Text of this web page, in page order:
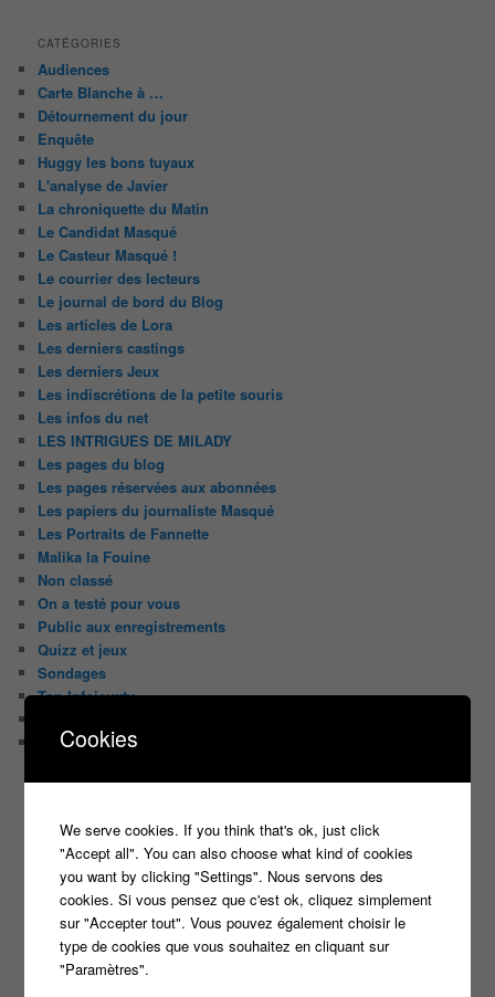
CATÉGORIES
Audiences
Carte Blanche à …
Détournement du jour
Enquête
Huggy les bons tuyaux
L'analyse de Javier
La chroniquette du Matin
Le Candidat Masqué
Le Casteur Masqué !
Le courrier des lecteurs
Le journal de bord du Blog
Les articles de Lora
Les derniers castings
Les derniers Jeux
Les indiscrétions de la petite souris
Les infos du net
LES INTRIGUES DE MILADY
Les pages du blog
Les pages réservées aux abonnées
Les papiers du journaliste Masqué
Les Portraits de Fannette
Malika la Fouine
Non classé
On a testé pour vous
Public aux enregistrements
Quizz et jeux
Sondages
Top Infojeuxtv
Vous avez la parole
"Tout le monde veut prendre sa place"
Article assister dans le public c8 candidatcasteur
casting Christophe Dechavanne Cyril Hanouna
d8Face à la bandefrance 2 france2 france 3
Cookies
We serve cookies. If you think that's ok, just click
"Accept all". You can also choose what kind of cookies
you want by clicking "Settings". Nous servons des
cookies. Si vous pensez que c'est ok, cliquez simplement
sur "Accepter tout". Vous pouvez également choisir le
type de cookies que vous souhaitez en cliquant sur
"Paramètres".